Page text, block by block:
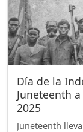
Día de la
Juneteenth
2025
Juneteenth